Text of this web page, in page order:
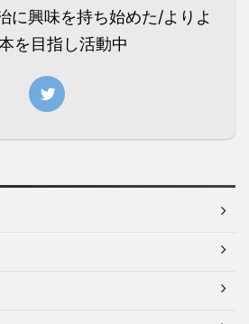
に興味を持ち始めた/よりよ
を目指し活動中